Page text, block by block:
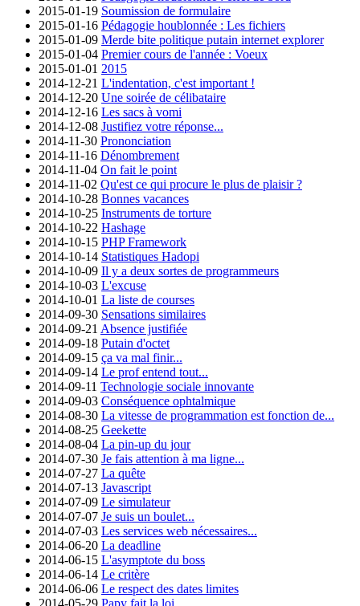
2015-01-19 Soumission de formulaire
2015-01-16 Pédagogie houblonnée : Les fichiers
2015-01-09 Merde bite politique putain internet explorer
2015-01-04 Premier cours de l'année : Voeux
2015-01-01 2015
2014-12-21 L'indentation, c'est important !
2014-12-20 Une soirée de célibataire
2014-12-16 Les sacs à vomi
2014-12-08 Justifiez votre réponse...
2014-11-30 Prononciation
2014-11-16 Dénombrement
2014-11-04 On fait le point
2014-11-02 Qu'est ce qui procure le plus de plaisir ?
2014-10-28 Bonnes vacances
2014-10-25 Instruments de torture
2014-10-22 Hashage
2014-10-15 PHP Framework
2014-10-14 Statistiques Hadopi
2014-10-09 Il y a deux sortes de programmeurs
2014-10-03 L'excuse
2014-10-01 La liste de courses
2014-09-30 Sensations similaires
2014-09-21 Absence justifiée
2014-09-18 Putain d'octet
2014-09-15 ça va mal finir...
2014-09-14 Le prof entend tout...
2014-09-11 Technologie sociale innovante
2014-09-03 Conséquence ophtalmique
2014-08-30 La vitesse de programmation est fonction de...
2014-08-25 Geekette
2014-08-04 La pin-up du jour
2014-07-30 Je fais attention à ma ligne...
2014-07-27 La quête
2014-07-13 Javascript
2014-07-09 Le simulateur
2014-07-07 Je suis un boulet...
2014-07-03 Les services web nécessaires...
2014-06-20 La deadline
2014-06-15 L'asymptote du boss
2014-06-14 Le critère
2014-06-06 Le respect des dates limites
2014-05-29 Papy fait la loi